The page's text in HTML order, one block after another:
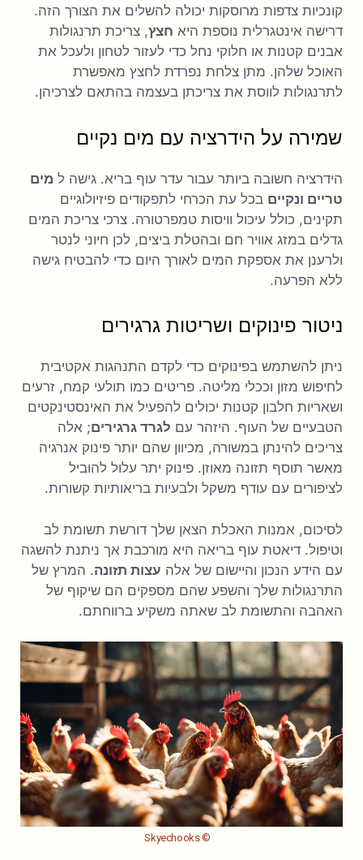
קונכיות צדפות מרוסקות יכולה להשלים את הצורך הזה.
דרישה אינטגרלית נוספת היא חצץ, צריכת תרנגולות
אבנים קטנות או חלוקי נחל כדי לעזור לטחון ולעכל את
האוכל שלהן. מתן צלחת נפרדת לחצץ מאפשרת
לתרנגולות לווסת את צריכתן בעצמה בהתאם לצרכיהן.
שמירה על הידרציה עם מים נקיים
הידרציה חשובה ביותר עבור עדר עוף בריא. גישה ל מים
טריים ונקיים בכל עת הכרחי לתפקודים פיזיולוגיים
תקינים, כולל עיכול וויסות טמפרטורה. צרכי צריכת המים
גדלים במזג אוויר חם ובהטלת ביצים, לכן חיוני לנטר
ולרענן את אספקת המים לאורך היום כדי להבטיח גישה
ללא הפרעה.
ניטור פינוקים ושריטות גרגירים
ניתן להשתמש בפינוקים כדי לקדם התנהגות אקטיבית
לחיפוש מזון וככלי מליטה. פריטים כמו תולעי קמח, זרעים
ושאריות חלבון קטנות יכולים להפעיל את האינסטינקטים
הטבעיים של העוף. היזהר עם לגרד גרגירים; אלה
צריכים להינתן במשורה, מכיוון שהם יותר פינוק אנרגיה
מאשר תוסף תזונה מאוזן. פינוק יתר עלול להוביל
לציפורים עם עודף משקל ולבעיות בריאותיות קשורות.
לסיכום, אמנות האכלת הצאן שלך דורשת תשומת לב
וטיפול. דיאטת עוף בריאה היא מורכבת אך ניתנת להשגה
עם הידע הנכון והיישום של אלה עצות תזונה. המרץ של
התרנגולות שלך והשפע שהם מספקים הם שיקוף של
האהבה והתשומת לב שאתה משקיע ברווחתם.
© Skyechooks